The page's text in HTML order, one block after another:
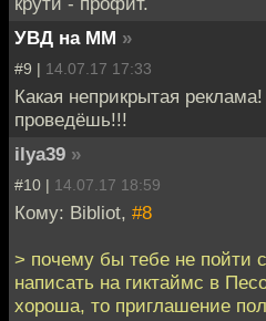
УВД на ММ »
#9 | 14.07.17 17:33
Какая неприкрытая
проведёшь!!!
ilya39 »
#10 | 14.07.17 18:59
Кому: Bibliot, #8
> почему бы тебе не пойти
написать на гиктаймс в
хороша, то приглашение